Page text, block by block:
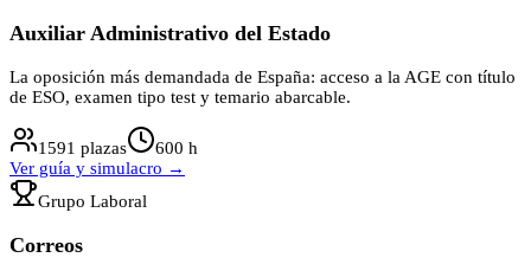
Auxiliar Administrativo del Estado
La oposición más demandada de España: acceso a la AGE con título
de ESO, examen tipo test y temario abarcable.
1591 plazas 600 h
Ver guía y simulacro →
Grupo Laboral
Correos